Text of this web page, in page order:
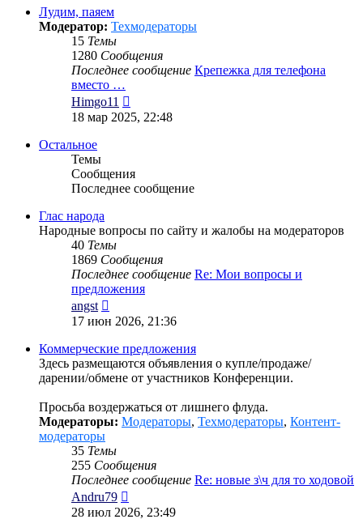
сообщению
Лудим, паяем
Модератор: Техмодераторы
15 Темы
1280 Сообщения
Последнее сообщение Крепежка для телефона
вместо …
Himgo11
к
18 мар 2025, 22:48
Остальное
Темы
Сообщения
Последнее сообщение
Глас народа
Народные вопросы по сайту и жалобы на модераторов
40 Темы
1869 Сообщения
Последнее сообщение Re: Мои вопросы и
предложения
angst
к
сообщению
17 июн 2026, 21:36
Коммерческие предложения
Здесь размещаются объявления о купле/продаже/
дарении/обмене от участников Конференции.
Просьба воздержаться от лишнего флуда.
Модераторы: Модераторы, Техмодераторы, Контент-
модераторы
35 Темы
255 Сообщения
Последнее сообщение Re: новые з\ч для то ходовой
Andru79
к
28 июл 2026, 23:49